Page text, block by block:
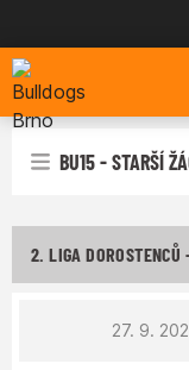
Bulldogs Brno
BU15 - STARŠÍ
2. LIGA
27. 9.